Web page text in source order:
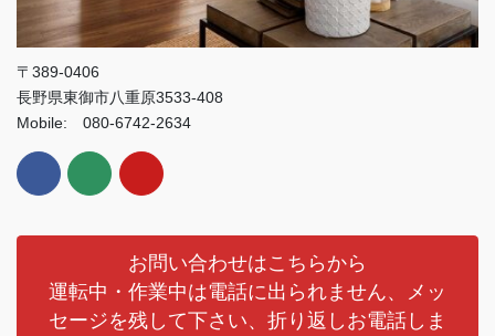
〒389-0406
長野県東御市八重原3533-408
Mobile: 080-6742-2634
お問い合わせはこちらから
運転中・作業中は電話に出られません、メッ
セージを残して下さい、折り返しお電話しま